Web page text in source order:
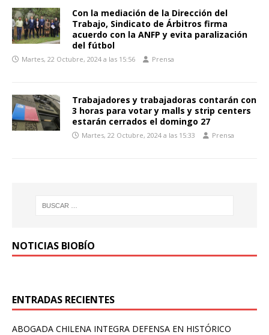
Con la mediación de la Dirección del
Trabajo, Sindicato de Árbitros firma
acuerdo con la ANFP y evita paralización
del fútbol
Martes, 22 Octubre, 2024 a las 15:56 Prensa
Trabajadores y trabajadoras contarán con
3 horas para votar y malls y strip centers
estarán cerrados el domingo 27
Martes, 22 Octubre, 2024 a las 15:33 Prensa
NOTICIAS BIOBÍO
ENTRADAS RECIENTES
ABOGADA CHILENA INTEGRA DEFENSA EN HISTÓRICO